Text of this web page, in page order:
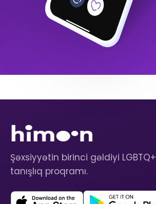
Şəxsiyyətin birinci gəldiyi LGBTQ+
tanışlıq proqramı.